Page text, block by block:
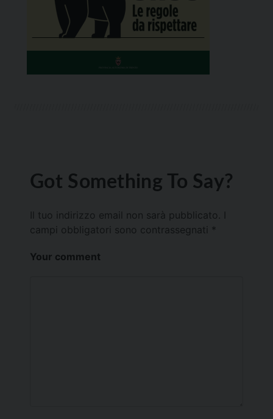
Got Something To Say?
Il tuo indirizzo email non sarà pubblicato.
campi obbligatori sono contrassegnati *
Your comment